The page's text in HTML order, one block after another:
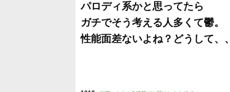
パロディ系かと思ってたら
ガチでそう考える人多くて鬱。
性能面差ないよね？どうして、